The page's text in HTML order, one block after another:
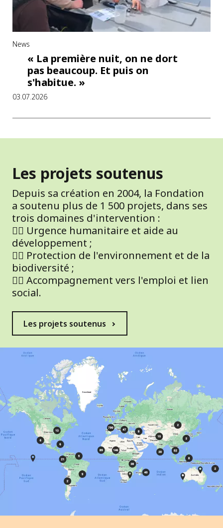
News
« La première nuit, on ne dort
pas beaucoup. Et puis on
s'habitue. »
03.07.2026
Les projets soutenus
Depuis sa création en 2004, la Fondation
a soutenu plus de 1 500 projets, dans ses
trois domaines d'intervention :
👉🏽 Urgence humanitaire et aide au
développement ;
👉🏽 Protection de l'environnement et de la
biodiversité ;
👉🏽 Accompagnement vers l'emploi et lien
social.
Les projets soutenus